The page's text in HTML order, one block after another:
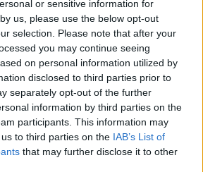
or sensitive information for
us, please use the below opt-out
selection. Please note that after your
you may continue seeing
on personal information utilized by
disclosed to third parties prior to
separately opt-out of the further
information by third parties on the
participants. This information may
to third parties on the IAB’s List of
that may further disclose it to other
del 3% rispetto ai 4,21 milioni del
1,86 milioni, con un
rispetto agli 1,66 milioni del 2024.
chiude a 1,96 euro per
6,81% rispetto al 2024, con una
pari a 27,2 milioni di euro. I
si attestano a circa 14.960
un dialogo costante con il
finanziaria, in linea con il
del gruppo.